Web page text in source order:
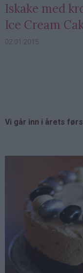
Iskake med
Ice Cream
02.01.2015
Vi går inn i årets